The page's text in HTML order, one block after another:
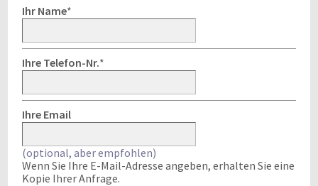
Ihr Name*
Ihre Telefon-Nr.*
Ihre Email
(optional, aber empfohlen)
Wenn Sie Ihre E-Mail-Adresse angeben, erhalten Sie eine
Kopie Ihrer Anfrage.